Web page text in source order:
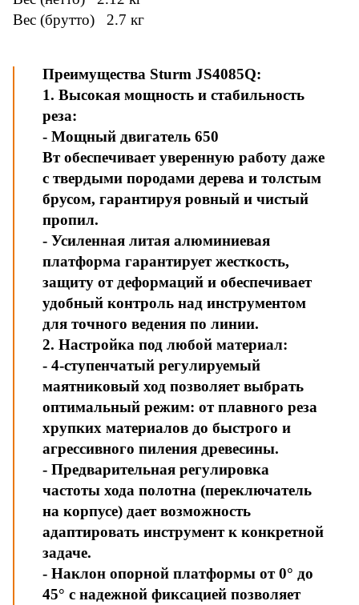
Вес (брутто) 2.7 кг
Преимущества Sturm JS4085Q:
1. Высокая мощность и стабильность
реза:
- Мощный двигатель 650
Вт обеспечивает уверенную работу даже
с твердыми породами дерева и толстым
брусом, гарантируя ровный и чистый
пропил.
- Усиленная литая алюминиевая
платформа гарантирует жесткость,
защиту от деформаций и обеспечивает
удобный контроль над инструментом
для точного ведения по линии.
2. Настройка под любой материал:
- 4-ступенчатый регулируемый
маятниковый ход позволяет выбрать
оптимальный режим: от плавного реза
хрупких материалов до быстрого и
агрессивного пиления древесины.
- Предварительная регулировка
частоты хода полотна (переключатель
на корпусе) дает возможность
адаптировать инструмент к конкретной
задаче.
- Наклон опорной платформы от 0° до
45° с надежной фиксацией позволяет